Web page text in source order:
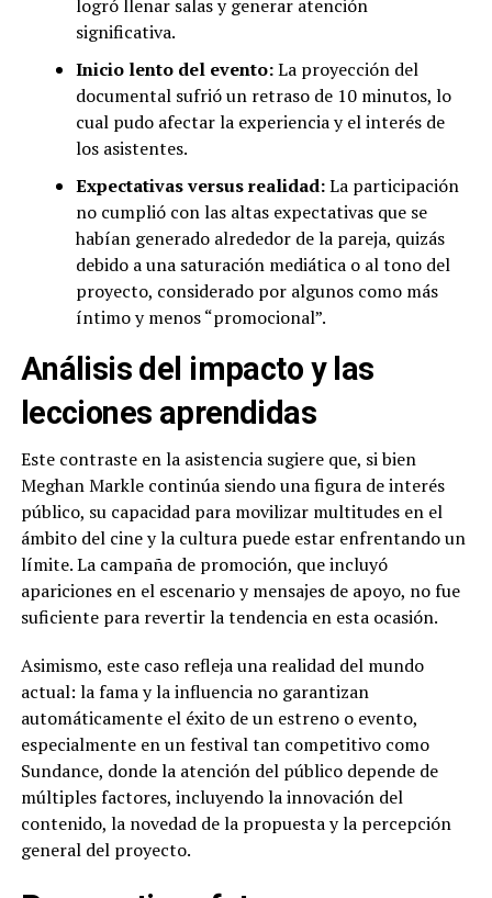
logró llenar salas y generar atención
significativa.
Inicio lento del evento:La proyección del
documental sufrió un retraso de 10 minutos, lo
cual pudo afectar la experiencia y el interés de
los asistentes.
Expectativas versus realidad:La participación
no cumplió con las altas expectativas que se
habían generado alrededor de la pareja, quizás
debido a una saturación mediática o al tono del
proyecto, considerado por algunos como más
íntimo y menos “promocional”.
Análisis del impacto y las
lecciones aprendidas
Este contraste en la asistencia sugiere que, si bien
Meghan Markle continúa siendo una figura de interés
público, su capacidad para movilizar multitudes en el
ámbito del cine y la cultura puede estar enfrentando un
límite. La campaña de promoción, que incluyó
apariciones en el escenario y mensajes de apoyo, no fue
suficiente para revertir la tendencia en esta ocasión.
Asimismo, este caso refleja una realidad del mundo
actual: la fama y la influencia no garantizan
automáticamente el éxito de un estreno o evento,
especialmente en un festival tan competitivo como
Sundance, donde la atención del público depende de
múltiples factores, incluyendo la innovación del
contenido, la novedad de la propuesta y la percepción
general del proyecto.